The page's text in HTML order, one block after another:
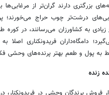
بزرگتری دارند گران‌تر از
درشت‌تر چوب حراج می‌خورند؛
زیادی به کشاورزان می‌رسانند، در
دامگاه‌داران فریدونکناری
به پول و طعم بهتر پرنده‌های وحشی
زنده
فروش پرندگان وحشی در